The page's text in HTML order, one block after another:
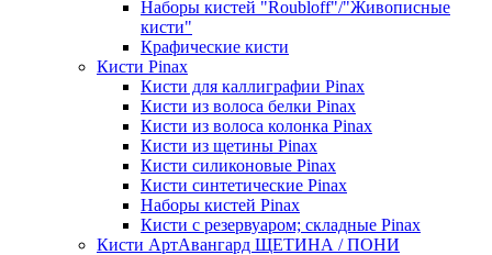
Наборы кистей "Roubloff"/"Живописные
кисти"
Крафические кисти
Кисти Pinax
Кисти для каллиграфии Pinax
Кисти из волоса белки Pinax
Кисти из волоса колонка Pinax
Кисти из щетины Pinax
Кисти силиконовые Pinax
Кисти синтетические Pinax
Наборы кистей Pinax
Кисти с резервуаром; складные Pinax
Кисти АртАвангард ЩЕТИНА / ПОНИ